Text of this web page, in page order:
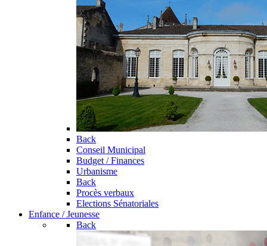
Back
Conseil Municipal
Budget / Finances
Urbanisme
Back
Procès verbaux
Elections Sénatoriales
Enfance / Jeunesse
Back